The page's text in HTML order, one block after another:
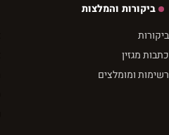
ביקורות והמלצות
ביקורות
כתבות מגזין
רשימות ומומלצים